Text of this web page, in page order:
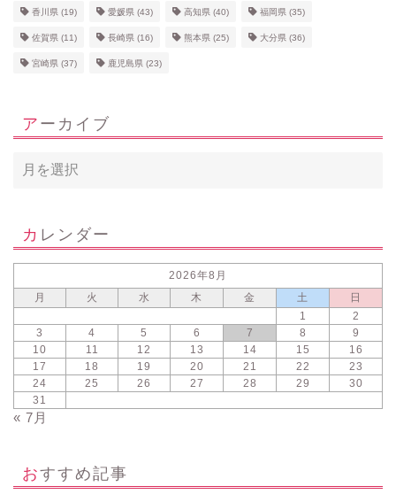
香川県 (19) 愛媛県 (43) 高知県 (40) 福岡県 (35)
佐賀県 (11) 長崎県 (16) 熊本県 (25) 大分県 (36)
宮崎県 (37) 鹿児島県 (23)
アーカイブ
カレンダー
2026年8月
月
火 水 木 金 土
日
1
2
3
4 5 6 7 8
9
10
11 12 13 14 15
16
17
18 19 20 21 22
23
24
25 26 27 28 29
30
31
« 7月
おすすめ記事